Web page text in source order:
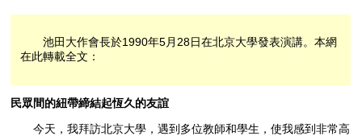
池田大作會長於1990年5月28日在北京大學發表演講。本網
在此轉載全文：
民眾間的紐帶締結起恆久的友誼
今天，我拜訪北京大學，遇到多位教師和學生，使我感到非常高